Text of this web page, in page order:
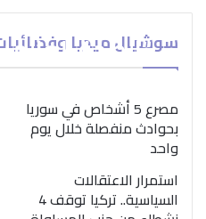
سوشيال ميديا
بمناسبة اليوم
“الصحة
ضرورة اتباع
لمواجهة
مصرع 5 أشخاص في سوريا
بحوادث منفصلة خلال يوم
واحد
استمرار الاعتقالات
السياسية.. تركيا توقف 4